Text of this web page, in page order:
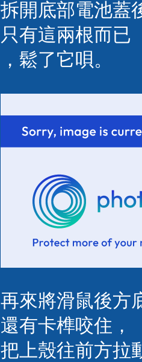
拆開底部電池蓋
只有這兩根而已
，鬆了它唄。
再來將滑鼠後方
還有卡榫咬住，
把上殼往前方拉